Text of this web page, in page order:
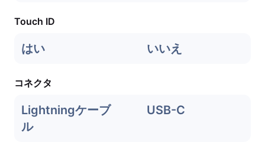
Touch ID
はい いいえ
コネクタ
Lightningケーブ
ル
USB-C